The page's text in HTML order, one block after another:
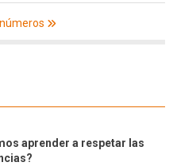
aprender a respetar las